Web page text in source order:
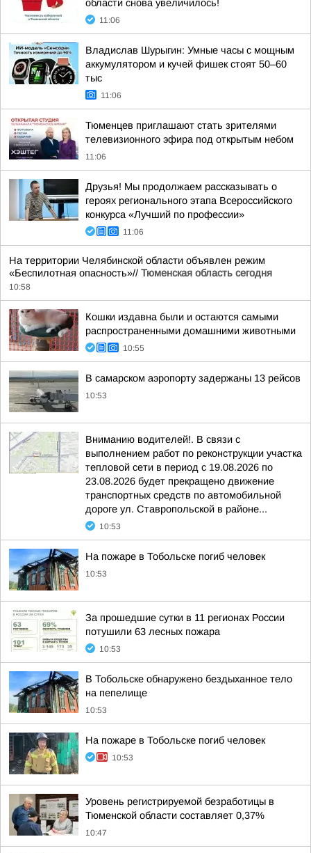
области снова увеличилось!
11:06
Владислав Шурыгин: Умные часы с мощным
аккумулятором и кучей фишек стоят 50–60
тыс
11:06
Тюменцев приглашают стать зрителями
телевизионного эфира под открытым небом
11:06
Друзья! Мы продолжаем рассказывать о
героях регионального этапа Всероссийского
конкурса «Лучший по профессии»
11:06
На территории Челябинской области объявлен режим
«Беспилотная опасность»// Тюменская область сегодня
10:58
Кошки издавна были и остаются самыми
распространенными домашними животными
10:55
В самарском аэропорту задержаны 13 рейсов
10:53
Вниманию водителей!. В связи с
выполнением работ по реконструкции участка
тепловой сети в период с 19.08.2026 по
23.08.2026 будет прекращено движение
транспортных средств по автомобильной
дороге ул. Ставропольской в районе...
10:53
На пожаре в Тобольске погиб человек
10:53
За прошедшие сутки в 11 регионах России
потушили 63 лесных пожара
10:53
В Тобольске обнаружено бездыханное тело
на пепелище
10:53
На пожаре в Тобольске погиб человек
10:53
Уровень регистрируемой безработицы в
Тюменской области составляет 0,37%
10:47